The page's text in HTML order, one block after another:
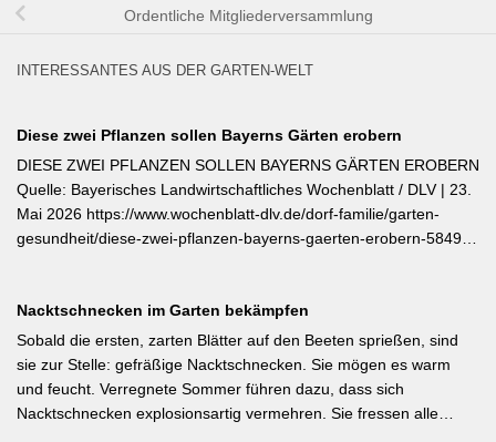
Ordentliche Mitgliederversammlung
INTERESSANTES AUS DER GARTEN-WELT
Diese zwei Pflanzen sollen Bayerns Gärten erobern
DIESE ZWEI PFLANZEN SOLLEN BAYERNS GÄRTEN EROBERN
Quelle: Bayerisches Landwirtschaftliches Wochenblatt / DLV | 23.
Mai 2026 https://www.wochenblatt-dlv.de/dorf-familie/garten-
gesundheit/diese-zwei-pflanzen-bayerns-gaerten-erobern-584991
gemusterten Blüten, die ohne Ausputzen von Frühsommer bis
Herbst reich blüht und sich hervorragend für Balkonkästen und
Ampeln eignet. Die Bayerische Genusspflanze des Jahres 2026
ist die Erdbeere ‚Lilly Waldberry‘, die durch ihr intensiv
waldbeererinnerndes Aroma überzeugt und ab Juni durchgehend
Nacktschnecken im Garten bekämpfen
Sobald die ersten, zarten Blätter auf den Beeten sprießen, sind
sie zur Stelle: gefräßige Nacktschnecken. Sie mögen es warm
und feucht. Verregnete Sommer führen dazu, dass sich
Nacktschnecken explosionsartig vermehren. Sie fressen alle